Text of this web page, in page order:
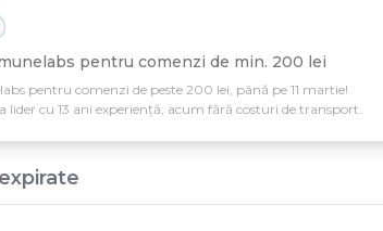
pentru comenzi de min. 200 lei
pentru comenzi de peste 200 lei, până pe 11 martie!
lider cu 13 ani experiență, acum fără costuri de transport.
expirate